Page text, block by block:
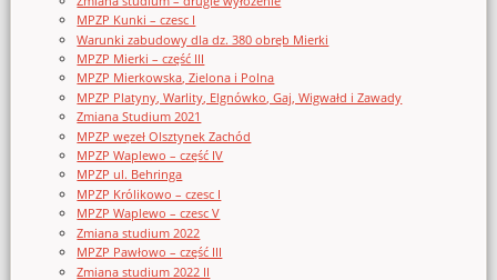
MPZP Kunki – czesc I
Warunki zabudowy dla dz. 380 obręb Mierki
MPZP Mierki – część III
MPZP Mierkowska, Zielona i Polna
MPZP Platyny, Warlity, Elgnówko, Gaj, Wigwałd i Zawady
Zmiana Studium 2021
MPZP węzeł Olsztynek Zachód
MPZP Waplewo – część IV
MPZP ul. Behringa
MPZP Królikowo – czesc I
MPZP Waplewo – czesc V
Zmiana studium 2022
MPZP Pawłowo – część III
Zmiana studium 2022 II